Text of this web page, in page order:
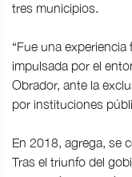
tres municipios.
“Fue una experiencia
impulsada por el
Obrador, ante la
por instituciones
En 2018, agrega, se
Tras el triunfo del